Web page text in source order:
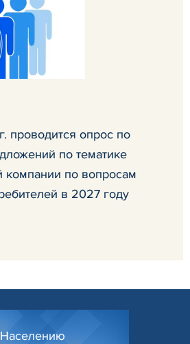
проводится опрос по
по тематике
по вопросам
в 2027 году
Населению